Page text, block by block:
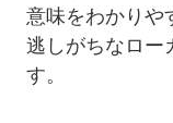
意味をわかりや
逃しがちなロー
す。